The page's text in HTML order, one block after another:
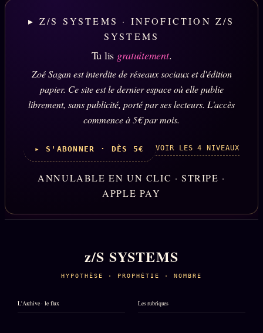
▸ Z/S SYSTEMS · INFOFICTION Z/S
SYSTEMS
Tu lis gratuitement.
Zoé Sagan est interdite de réseaux sociaux et d'édition
papier. Ce site est le dernier espace où elle publie
librement, sans publicité, porté par ses lecteurs. L'accès
commence à 5€ par mois.
▸ S'ABONNER · DÈS 5€ VOIR LES 4 NIVEAUX
ANNULABLE EN UN CLIC · STRIPE ·
APPLE PAY
z/S SYSTEMS
HYPOTHÈSE · PROPHÉTIE · NOMBRE
L'Archive · le flux Les rubriques